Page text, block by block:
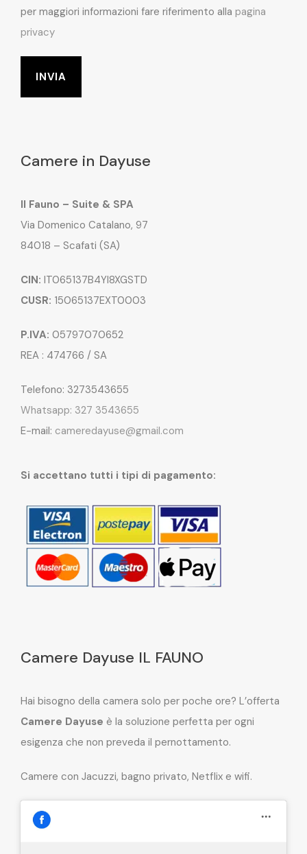
per maggiori informazioni fare riferimento alla pagina
privacy
Camere in Dayuse
Il Fauno – Suite & SPA
Via Domenico Catalano, 97
84018 – Scafati (SA)
CIN: IT065137B4YI8XGSTD
CUSR: 15065137EXT0003
P.IVA: 05797070652
REA : 474766 / SA
Telefono: 3273543655
Whatsapp: 327 3543655
E-mail: cameredayuse@gmail.com
Si accettano tutti i tipi di pagamento:
Camere Dayuse IL FAUNO
Hai bisogno della camera solo per poche ore? L’offerta
Camere Dayuse è la soluzione perfetta per ogni
esigenza che non preveda il pernottamento.
Camere con Jacuzzi, bagno privato, Netflix e wifi.